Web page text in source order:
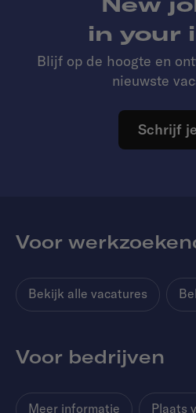
in your
Blijf op de hoogte en
nieuwste
Schrijf
Voor
Bekijk alle vacatures
Voor bedrijven
Meer informatie Plaats